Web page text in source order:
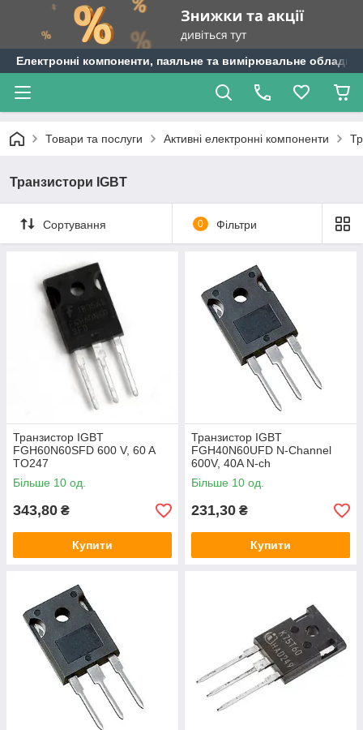
Електронні компоненти, паяльне та вимірювальне
Товари та послуги Активні електронні компоненти
Транзистори IGBT
Сортування 0 Фільтри
Транзистор IGBT
FGH60N60SFD 600 V, 60 A
TO247
Більше 10 од.
343,80 ₴
Купити
Транзистор IGBT
FGH40N60UFD N-Channel
600V, 40A N-ch
Більше 10 од.
231,30 ₴
Купити